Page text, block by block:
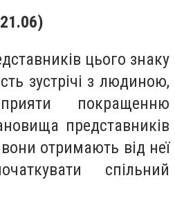
цього знаку
зустрічі з людиною,
покращенню
представників
отримають від неї
спільний